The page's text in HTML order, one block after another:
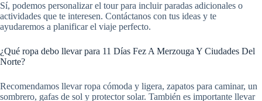
Sí, podemos personalizar el tour para incluir paradas adicionales o
actividades que te interesen. Contáctanos con tus ideas y te
ayudaremos a planificar el viaje perfecto.
¿Qué ropa debo llevar para 11 Días Fez A Merzouga Y Ciudades Del
Norte?
Recomendamos llevar ropa cómoda y ligera, zapatos para caminar, un
sombrero, gafas de sol y protector solar. También es importante llevar